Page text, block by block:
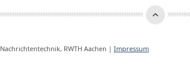
RWTH Aachen | Impressum